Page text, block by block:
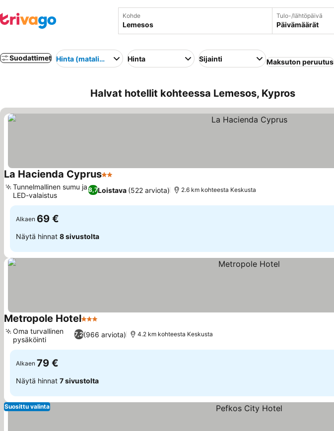
Kohde Tulo-/lähtöpäivä
Päivämäärät
Suodattimet Hinta (matalimmasta korkeimpaan)
Hinta Sijainti Maksuton peruutus
Halvat hotellit kohteessa Lemesos, Kypros
La Hacienda Cyprus2 Tähtiluokitus
8,7Loistava (522 arviota)
Tunnelmallinen sumu ja
LED-valaistus
2.6 km kohteesta Keskusta
Alkaen 69 €
Näytä hinnat 8 sivustolta
Metropole Hotel3 Tähtiluokitus
7,2(966 arviota)
Oma turvallinen
pysäköinti
4.2 km kohteesta Keskusta
Alkaen 79 €
Näytä hinnat 7 sivustolta
Suosittu valinta